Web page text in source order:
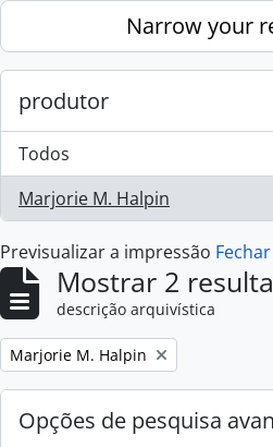
Skip to main contentNarrow your
produtor
Todos
Marjorie M. Halpin
, 2 resultados
Previsualizar a impressão Fechar
Mostrar 2
descrição arquivística
Remove filter:
Marjorie M. Halpin
Opções de pesquisa